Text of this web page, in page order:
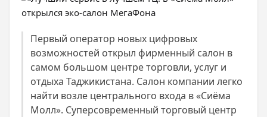
Первый оператор новых цифровых
возможностей открыл фирменный салон в
самом большом центре торговли, услуг и
отдыха Таджикистана. Салон компании легко
найти возле центрального входа в «Сиёма
Молл». Суперсовременный торговый центр